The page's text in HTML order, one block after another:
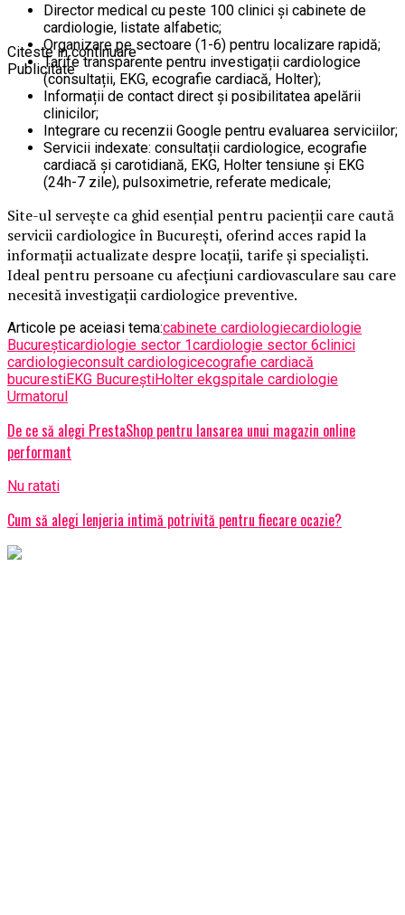
Director medical cu peste 100 clinici și cabinete de
cardiologie, listate alfabetic;
Organizare pe sectoare (1-6) pentru localizare rapidă;
Tarife transparente pentru investigații cardiologice
(consultații, EKG, ecografie cardiacă, Holter);
Informații de contact direct și posibilitatea apelării
clinicilor;
Integrare cu recenzii Google pentru evaluarea serviciilor;
Servicii indexate: consultații cardiologice, ecografie
cardiacă și carotidiană, EKG, Holter tensiune și EKG
(24h-7 zile), pulsoximetrie, referate medicale;
Site-ul servește ca ghid esențial pentru pacienții care caută
servicii cardiologice în București, oferind acces rapid la
informații actualizate despre locații, tarife și specialiști.
Ideal pentru persoane cu afecțiuni cardiovasculare sau care
necesită investigații cardiologice preventive.
Articole pe aceiasi tema:cabinete cardiologiecardiologie
Bucureșticardiologie sector 1cardiologie sector 6clinici
cardiologieconsult cardiologicecografie cardiacă
bucurestiEKG BucureștiHolter ekgspitale cardiologie
Urmatorul
De ce să alegi PrestaShop pentru lansarea unui magazin online
performant
Nu ratati
Cum să alegi lenjeria intimă potrivită pentru fiecare ocazie?
Citeste in continuare
Publicitate